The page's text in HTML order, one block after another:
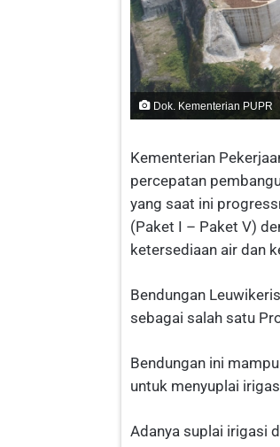
Dok. Kementerian PUPR
Kementerian
percepatan
yang saat ini
(Paket I – Paket V)
ketersediaan air dan
Bendungan
sebagai salah satu
Bendungan ini
untuk menyuplai
Adanya suplai irigasi